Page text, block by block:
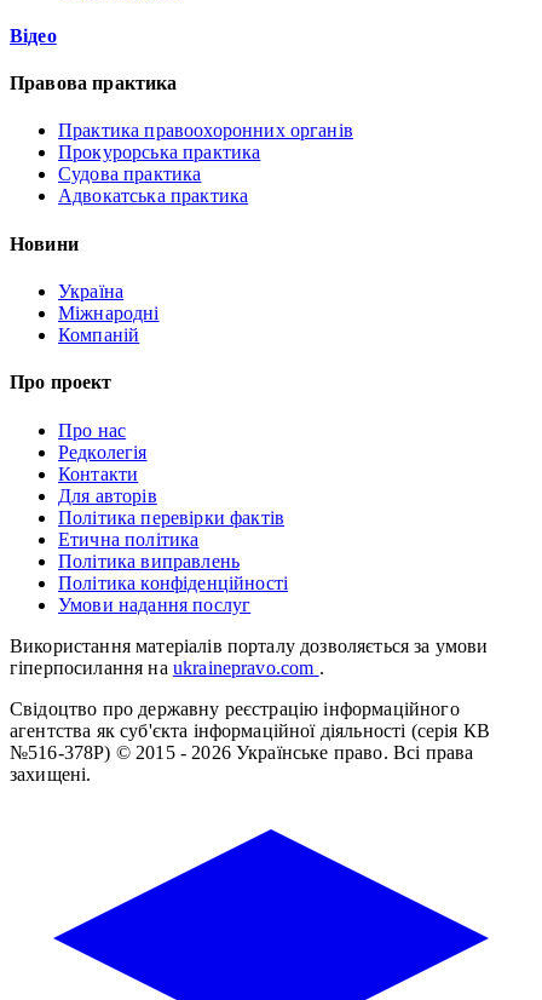
Відео
Правова практика
Практика правоохоронних органів
Прокурорська практика
Судова практика
Адвокатська практика
Новини
Україна
Міжнародні
Компаній
Про проект
Про нас
Редколегія
Контакти
Для авторів
Політика перевірки фактів
Етична політика
Політика виправлень
Політика конфіденційності
Умови надання послуг
Використання матеріалів порталу дозволяється за умови
гіперпосилання на ukrainepravo.com .
Свідоцтво про державну реєстрацію інформаційного
агентства як суб'єкта інформаційної діяльності (серія КВ
№516-378Р) © 2015 - 2026 Українське право. Всі права
захищені.